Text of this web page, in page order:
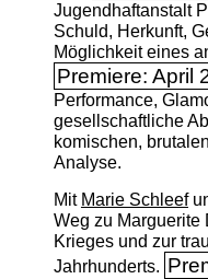
Jugendhaftanstalt
Schuld, Herkunft,
Möglichkeit eines
Premiere: April
Performance,
gesellschaftliche
komischen,
Analyse.
Mit Marie Schleef
Weg zu Marguerite
Krieges und zur
Jahrhunderts.